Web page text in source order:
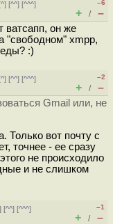
^] [^^] [^^^]
–6
+ / –
ватсапп, он же
"свободном" xmpp,
:)
^] [^^] [^^^]
–2
+ / –
Gmail или, не
Только вот почту с
точнее - ее сразу
не происходило
и не слишком
] [^^] [^^^]
–1
+ / –